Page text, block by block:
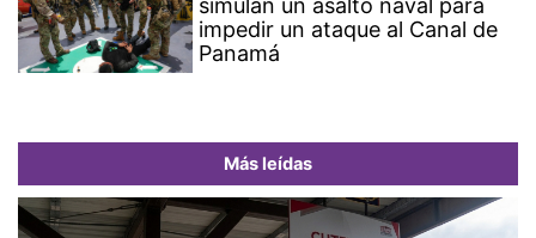
simulan un asalto naval para
impedir un ataque al Canal de
Panamá
Más leídas